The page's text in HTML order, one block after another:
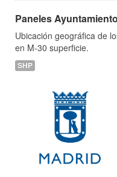
Paneles
Ubicación geográfica de
en M-30 superficie.
SHP